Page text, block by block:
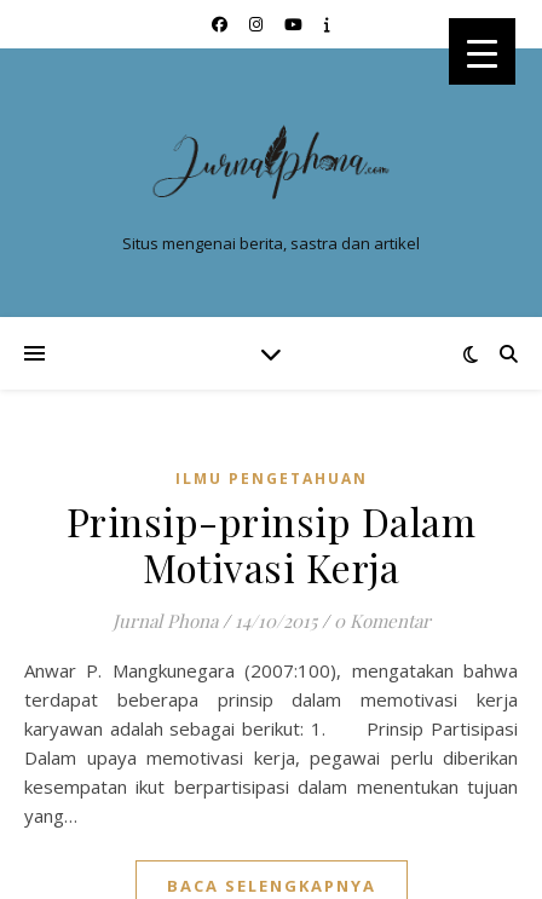
Situs mengenai berita, sastra dan artikel
ILMU PENGETAHUAN
Prinsip-prinsip Dalam
Motivasi Kerja
Jurnal Phona / 14/10/2015 / 0 Komentar
Anwar P. Mangkunegara (2007:100), mengatakan bahwa
terdapat beberapa prinsip dalam memotivasi kerja
karyawan adalah sebagai berikut: 1. Prinsip Partisipasi
Dalam upaya memotivasi kerja, pegawai perlu diberikan
kesempatan ikut berpartisipasi dalam menentukan tujuan
yang…
BACA SELENGKAPNYA